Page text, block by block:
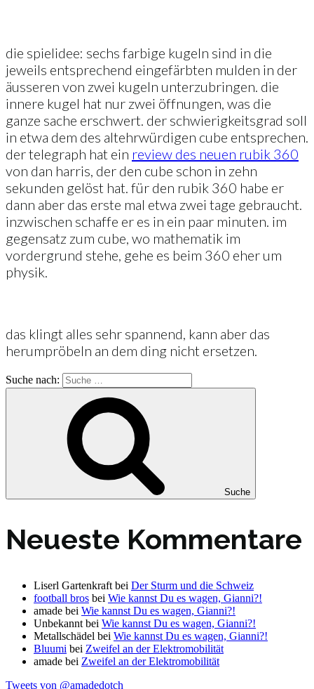
die spielidee: sechs farbige kugeln sind in die
jeweils entsprechend eingefärbten mulden in der
äusseren von zwei kugeln unterzubringen. die
innere kugel hat nur zwei öffnungen, was die
ganze sache erschwert. der schwierigkeitsgrad soll
in etwa dem des altehrwürdigen cube entsprechen.
der telegraph hat ein review des neuen rubik 360
von dan harris, der den cube schon in zehn
sekunden gelöst hat. für den rubik 360 habe er
dann aber das erste mal etwa zwei tage gebraucht.
inzwischen schaffe er es in ein paar minuten. im
gegensatz zum cube, wo mathematik im
vordergrund stehe, gehe es beim 360 eher um
physik.
das klingt alles sehr spannend, kann aber das
herumpröbeln an dem ding nicht ersetzen.
Suche nach:
Suche
Neueste Kommentare
Liserl Gartenkraft bei Der Sturm und die Schweiz
football bros bei Wie kannst Du es wagen, Gianni?!
amade bei Wie kannst Du es wagen, Gianni?!
Unbekannt bei Wie kannst Du es wagen, Gianni?!
Metallschädel bei Wie kannst Du es wagen, Gianni?!
Bluumi bei Zweifel an der Elektromobilität
amade bei Zweifel an der Elektromobilität
Tweets von @amadedotch